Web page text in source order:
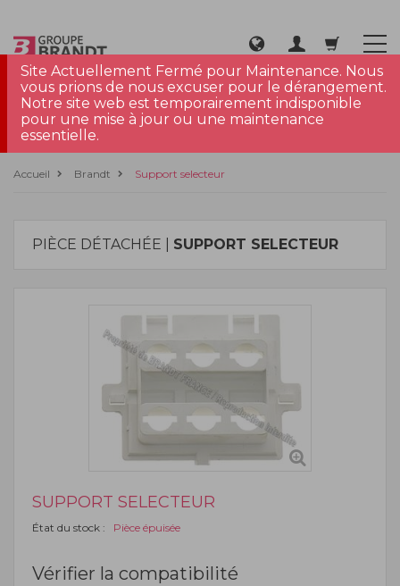
Site Actuellement Fermé pour Maintenance. Nous
vous prions de nous excuser pour le dérangement.
Notre site web est temporairement indisponible
pour une mise à jour ou une maintenance
essentielle.
Accueil Brandt Support selecteur
PIÈCE DÉTACHÉE | SUPPORT SELECTEUR
SUPPORT SELECTEUR
État du stock : Pièce épuisée
Vérifier la compatibilité